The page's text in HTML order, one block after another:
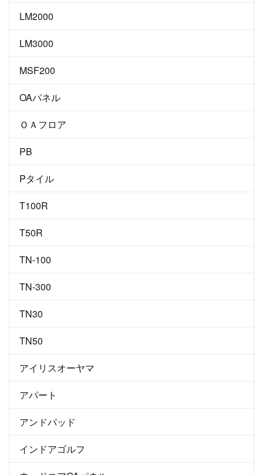
LM2000
LM3000
MSF200
OAパネル
ＯＡフロア
PB
Pタイル
T100R
T50R
TN-100
TN-300
TN30
TN50
アイリスオーヤマ
アパート
アンドパッド
インドアゴルフ